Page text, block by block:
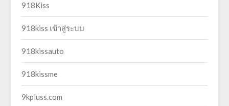
918Kiss
918kiss เข้าสู่ระบบ
918kissauto
918kissme
9kpluss.com